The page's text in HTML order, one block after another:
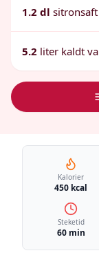
1.2 dl sitronsaft
5.2 liter kaldt
Kalorier
450 kcal
Steketid
60 min